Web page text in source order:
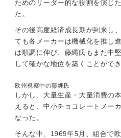
ためのリーダー的な役割を演じ
た。
その後高度経済成長期が到来し
ても各メーカーは機械化を推し
は順調に伸び、藤縄氏もまた中
して確かな地位を築くことができ
欧州視察中の藤縄氏
しかし、大量生産・大量消費の
えると、中小チョコレートメー
なった。
そんな中、1969年5月、組合で